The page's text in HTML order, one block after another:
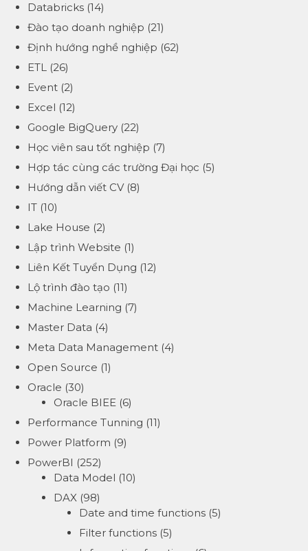
Databricks (14)
Đào tạo doanh nghiệp (21)
Định hướng nghề nghiệp (62)
ETL (26)
Event (2)
Excel (12)
Google BigQuery (22)
Học viên sau tốt nghiệp (7)
Hợp tác cùng các trường Đại học (5)
Hướng dẫn viết CV(8)
IT (10)
Lake House (2)
Lập trình Website (1)
Liên Kết Tuyển Dụng (12)
Lộ trình đào tạo (11)
Machine Learning (7)
Master Data (4)
Meta Data Management (4)
Open Source (1)
Oracle (30)
Oracle BIEE(6)
Performance Tunning (11)
Power Platform (9)
PowerBI (252)
Data Model (10)
DAX(98)
Date and time functions (5)
Filter functions (5)